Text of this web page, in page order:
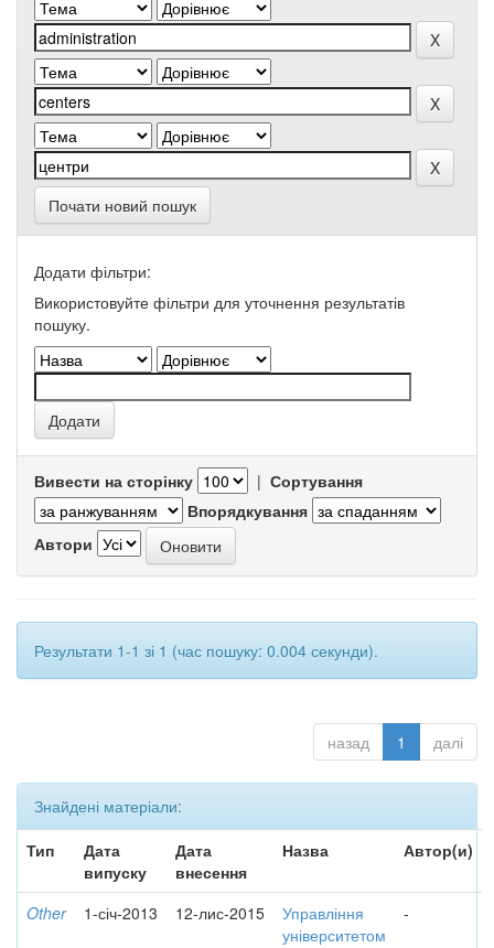
Почати новий пошук
Додати фільтри:
Використовуйте фільтри для уточнення результатів
пошуку.
Вивести на сторінку | Сортування
Впорядкування
Автори
Результати 1-1 зі 1 (час пошуку: 0.004 секунди).
назад 1 далі
Знайдені матеріали:
Тип
Дата
випуску
Дата
внесення
Назва Автор(и)
Other 1-січ-2013 12-лис-2015
Управління
університетом
-